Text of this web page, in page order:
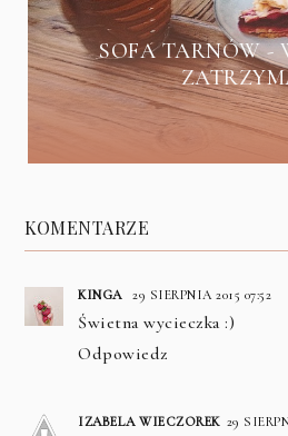
SOFA TARNÓW -
KOMENTARZE
KINGA 29 SIERPNIA 2015 07:52
Świetna wycieczka :)
Odpowiedz
IZABELA WIECZOREK 29